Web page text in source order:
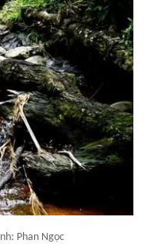
Phan Ngọc